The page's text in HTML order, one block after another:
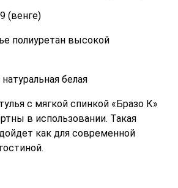
(венге)
полиуретан высокой
белая
с мягкой спинкой «Бразо К»
в использовании. Такая
как для современной